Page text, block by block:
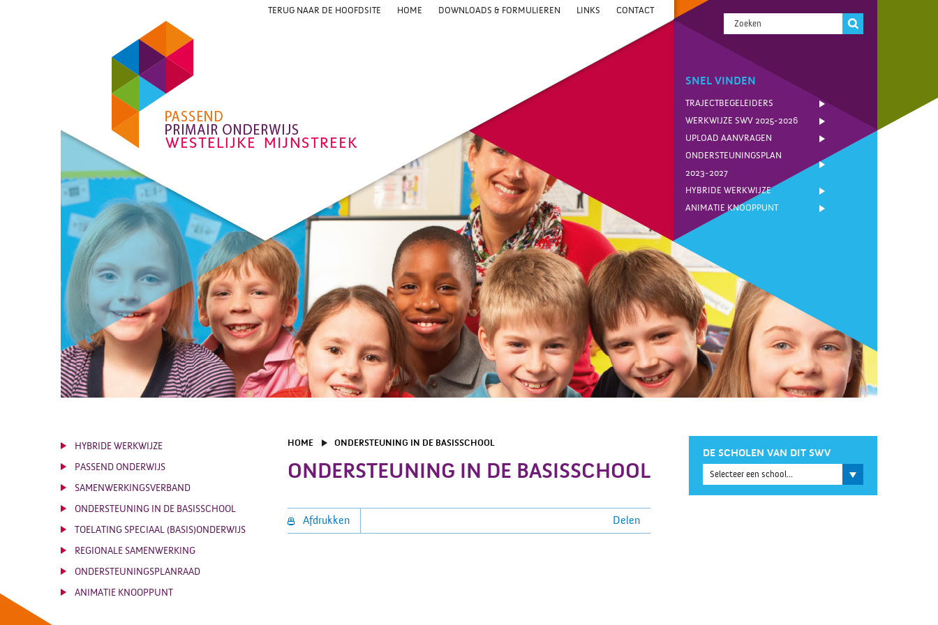
TERUG NAAR DE HOOFDSITE HOME DOWNLOADS & FORMULIEREN LINKS CONTACT
SNEL VINDEN
TRAJECTBEGELEIDERS
WERKWIJZE SWV 2025-2026
UPLOAD AANVRAGEN
ONDERSTEUNINGSPLAN
2023-2027
HYBRIDE WERKWIJZE
ANIMATIE KNOOPPUNT
HYBRIDE WERKWIJZE
PASSEND ONDERWIJS
SAMENWERKINGSVERBAND
ONDERSTEUNING IN DE BASISSCHOOL
TOELATING SPECIAAL (BASIS)ONDERWIJS
REGIONALE SAMENWERKING
ONDERSTEUNINGSPLANRAAD
ANIMATIE KNOOPPUNT
HOME ONDERSTEUNING IN DE BASISSCHOOL
ONDERSTEUNING IN DE BASISSCHOOL
Afdrukken Delen
DE SCHOLEN VAN DIT SWV